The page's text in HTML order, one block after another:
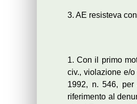
3. AE resisteva
1. Con il primo
civ., violazione e/
1992, n. 546, per
riferimento al